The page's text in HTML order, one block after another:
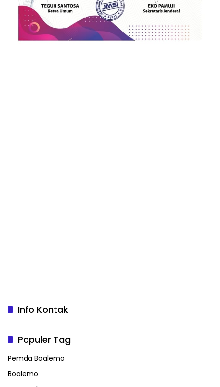
Info Kontak
Populer Tag
Pemda Boalemo
Boalemo